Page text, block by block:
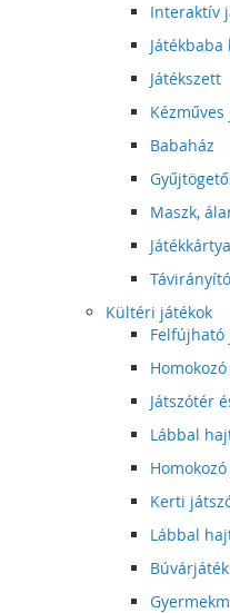
Interaktív
Játékbaba
Játékszett
Babaház
Maszk,
Játékkártya
Kültéri játékok
Felfújható
Játszótér
Lábbal
Kerti
Lábbal
Búvárjáték